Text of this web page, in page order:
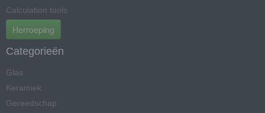
Calculation tools
Herroeping
Categorieën
Glas
Keramiek
Gereedschap